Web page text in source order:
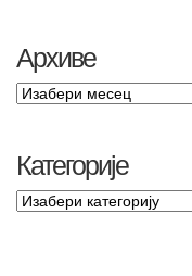
Архиве
Категорије